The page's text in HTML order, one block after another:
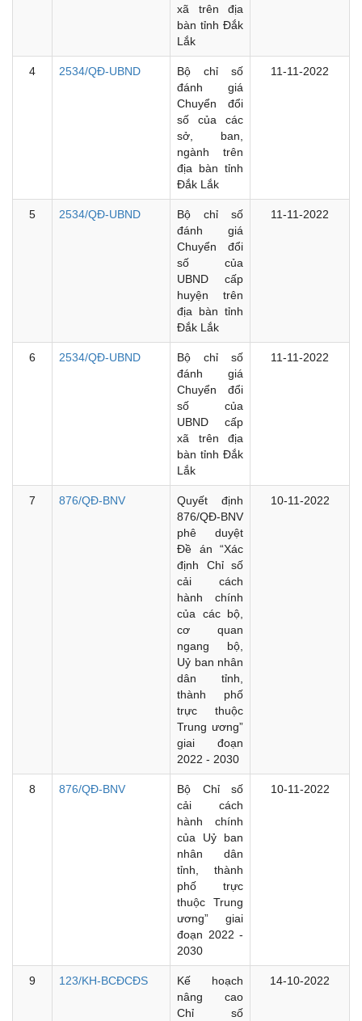
xã trên địa
bàn tỉnh Đắk
Lắk
4 2534/QĐ-UBND
Bộ chỉ số
đánh giá
Chuyển đổi
số của các
sở, ban,
ngành trên
địa bàn tỉnh
Đắk Lắk
11-11-2022
5 2534/QĐ-UBND
Bộ chỉ số
đánh giá
Chuyển đổi
số của
UBND cấp
huyện trên
địa bàn tỉnh
Đắk Lắk
11-11-2022
6 2534/QĐ-UBND
Bộ chỉ số
đánh giá
Chuyển đổi
số của
UBND cấp
xã trên địa
bàn tỉnh Đắk
Lắk
11-11-2022
7 876/QĐ-BNV
Quyết định
876/QĐ-BNV
phê duyệt
Đề án “Xác
định Chỉ số
cải cách
hành chính
của các bộ,
cơ quan
ngang bộ,
Uỷ ban nhân
dân tỉnh,
thành phố
trực thuộc
Trung ương”
giai đoạn
2022 - 2030
10-11-2022
8 876/QĐ-BNV
Bộ Chỉ số
cải cách
hành chính
của Uỷ ban
nhân dân
tỉnh, thành
phố trực
thuộc Trung
ương” giai
đoạn 2022 -
2030
10-11-2022
9 123/KH-BCĐCĐS
Kế hoạch
nâng cao
Chỉ số
14-10-2022